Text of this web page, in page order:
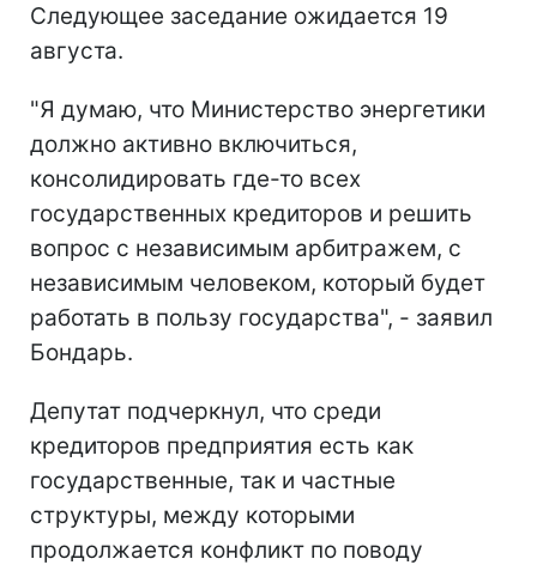
Следующее заседание ожидается 19
августа.
"Я думаю, что Министерство энергетики
должно активно включиться,
консолидировать где-то всех
государственных кредиторов и решить
вопрос с независимым арбитражем, с
независимым человеком, который будет
работать в пользу государства", - заявил
Бондарь.
Депутат подчеркнул, что среди
кредиторов предприятия есть как
государственные, так и частные
структуры, между которыми
продолжается конфликт по поводу